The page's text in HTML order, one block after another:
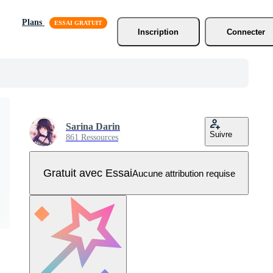
Plans
Inscription
Connecter
Sarina Darin
861 Ressources Suivre
Gratuit avec EssaiAucune attribution requise